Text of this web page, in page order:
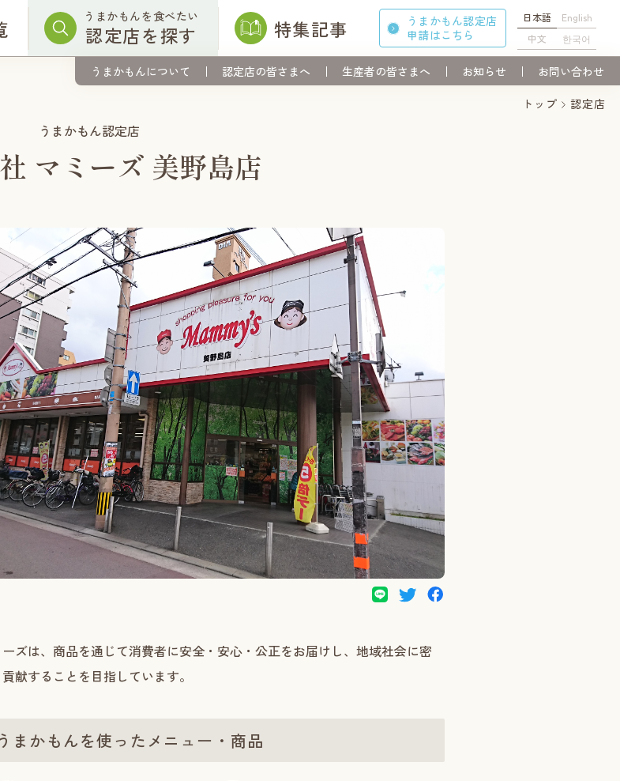
うまかもんを食べたい
認定店を探す 特集記事
うまかもん認定店
申請はこちら
日本語
English
中文
한국어
うまかもんについて 認定店の皆さまへ 生産者の皆さまへ お知らせ お問い合わせ
トップ 認定店
うまかもん認定店
マミーズ 美野島店
ーズは、商品を通じて消費者に安全・安心・公正をお届けし、地域社会に密
献することを目指しています。
うまかもんを使ったメニュー・商品